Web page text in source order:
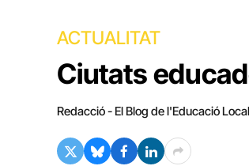
ACTUALITAT
Ciutats
Redacció - El Blog de l'Educació Local